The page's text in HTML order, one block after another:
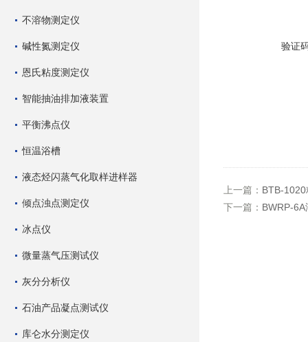
不溶物测定仪
碱性氮测定仪
恩氏粘度测定仪
智能抽油排加液装置
平衡沸点仪
恒温浴槽
液态烃闪蒸气化取样进样器
倾点浊点测定仪
冰点仪
微量蒸气压测试仪
灰分分析仪
石油产品凝点测试仪
库仑水分测定仪
验证
上一篇： BTB-
下一篇： BWRP-